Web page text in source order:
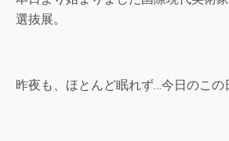
選抜展。
昨夜も、ほとんど眠れず…今日のこの